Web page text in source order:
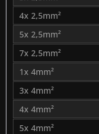
4x 2,5mm²
5x 2,5mm²
7x 2,5mm²
1x 4mm²
3x 4mm²
4x 4mm²
5x 4mm²